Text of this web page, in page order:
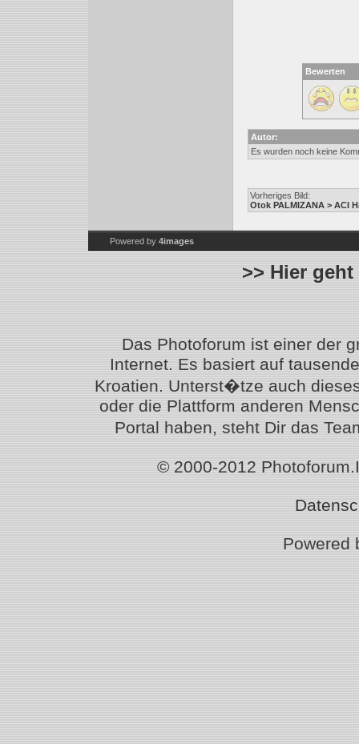
Bewerten
Autor:
Es wurden noch keine
Vorheriges Bild:
Otok PALMIZANA > ACI
Powered by 4images
>> Hier
Das Photoforum ist einer der
Internet. Es basiert auf
Kroatien. Unterst�tze auch
oder die Plattform anderen
Portal haben, steht Dir das
© 2000-2012
Powered